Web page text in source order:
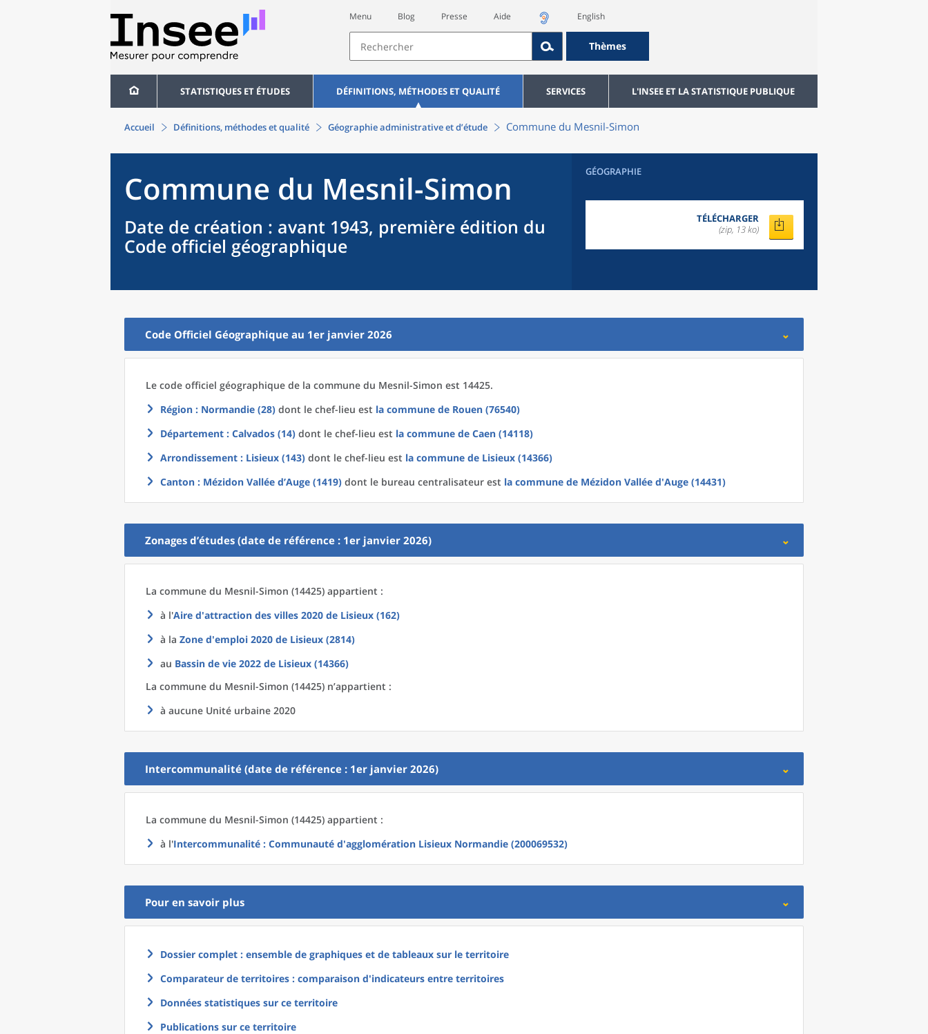
Menu Blog Presse Aide English
Thèmes
STATISTIQUES ET ÉTUDES DÉFINITIONS, MÉTHODES ET QUALITÉ SERVICES L'INSEE ET LA STATISTIQUE PUBLIQUE
Accueil Définitions, méthodes et qualité Géographie administrative et d’étude Commune du Mesnil-Simon
Commune du Mesnil-Simon
Date de création : avant 1943, première édition du
Code officiel géographique
GÉOGRAPHIE
TÉLÉCHARGER
(zip, 13 ko)
Code Officiel Géographique au 1er janvier 2026
Le code officiel géographique de la commune du Mesnil-Simon est 14425.
Région : Normandie (28) dont le chef-lieu est la commune de Rouen (76540)
Département : Calvados (14) dont le chef-lieu est la commune de Caen (14118)
Arrondissement : Lisieux (143) dont le chef-lieu est la commune de Lisieux (14366)
Canton : Mézidon Vallée d’Auge (1419) dont le bureau centralisateur est la commune de Mézidon Vallée d'Auge (14431)
Zonages d’études (date de référence : 1er janvier 2026)
La commune du Mesnil-Simon (14425) appartient :
à l'Aire d'attraction des villes 2020 de Lisieux (162)
à la Zone d'emploi 2020 de Lisieux (2814)
au Bassin de vie 2022 de Lisieux (14366)
La commune du Mesnil-Simon (14425) n’appartient :
à aucune Unité urbaine 2020
Intercommunalité (date de référence : 1er janvier 2026)
La commune du Mesnil-Simon (14425) appartient :
à l'Intercommunalité : Communauté d'agglomération Lisieux Normandie (200069532)
Pour en savoir plus
Dossier complet : ensemble de graphiques et de tableaux sur le territoire
Comparateur de territoires : comparaison d'indicateurs entre territoires
Données statistiques sur ce territoire
Publications sur ce territoire